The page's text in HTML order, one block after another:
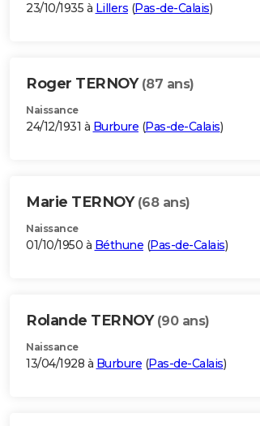
23/10/1935 à Lillers (Pas-de-Calais)
Roger TERNOY (87 ans)
Naissance
24/12/1931 à Burbure (Pas-de-Calais)
Marie TERNOY (68 ans)
Naissance
01/10/1950 à Béthune (Pas-de-Calais)
Rolande TERNOY (90 ans)
Naissance
13/04/1928 à Burbure (Pas-de-Calais)